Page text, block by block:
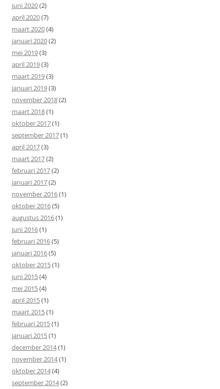
juni 2020(2)
april 2020(7)
maart 2020(4)
januari 2020(2)
mei 2019(3)
april 2019(3)
maart 2019(3)
januari 2019(3)
november 2018(2)
maart 2018(1)
oktober 2017(1)
september 2017(1)
april 2017(3)
maart 2017(2)
februari 2017(2)
januari 2017(2)
november 2016(1)
oktober 2016(5)
augustus 2016(1)
juni 2016(1)
februari 2016(5)
januari 2016(5)
oktober 2015(1)
juni 2015(4)
mei 2015(4)
april 2015(1)
maart 2015(1)
februari 2015(1)
januari 2015(1)
december 2014(1)
november 2014(1)
oktober 2014(4)
september 2014(2)